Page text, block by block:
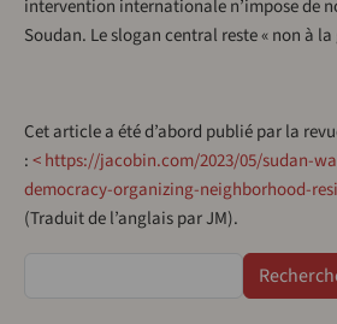
intervention internationale n’impose de
Soudan. Le slogan central reste « non à
Cet article a été d’abord publié par la
:< https://jacobin.com/2023/05/sudan-
democracy-organizing-neighborhood-
(Traduit de l’anglais par JM).